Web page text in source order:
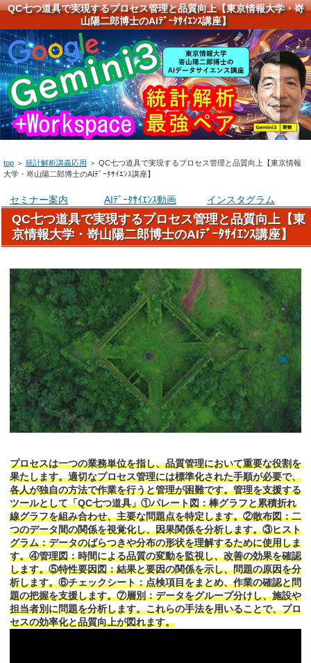
QC七つ道具で実現するプロセス管理と品質向上【東京情報大学・嵜
山陽二郎博士のAIﾃﾞｰﾀｻｲｴﾝｽ講座】
top ＞ 統計解析講義応用 ＞ QC七つ道具で実現するプロセス管理と品質向上【東京情報
大学・嵜山陽二郎博士のAIﾃﾞｰﾀｻｲｴﾝｽ講座】
セミナー案内 AIﾃﾞｰﾀｻｲｴﾝｽ動画 インスタグラム
QC七つ道具で実現するプロセス管理と品質向上【東
京情報大学・嵜山陽二郎博士のAIﾃﾞｰﾀｻｲｴﾝｽ講座】
プロセスは一つの業務単位を指し、品質管理において重要な役割を
果たします。適切なプロセス管理には標準化された手順が必要で、
各人が独自の方法で作業を行うと管理が困難です。管理を支援する
ツールとして「QC七つ道具」①パレート図：棒グラフと累積折れ
線グラフを組み合わせ、主要な問題点を特定します。②散布図：二
つのデータ間の関係を視覚化し、因果関係を分析します。③ヒスト
グラム：データのばらつきや分布の形状を理解するために使用しま
す。④管理図：時間による品質の変動を監視し、改善の効果を確認
します。⑤特性要因図：結果と要因の関係を示し、問題の原因を分
析します。⑥チェックシート：点検項目をまとめ、作業の確認と問
題の把握を支援します。⑦層別：データをグループ分けし、施設や
担当者別に問題を分析します。これらの手法を用いることで、プロ
セスの効率化と品質向上が図れます。